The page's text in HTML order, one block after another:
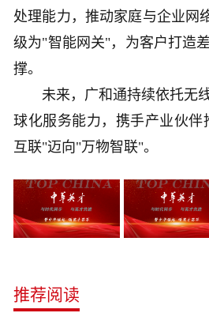
处理能力，推动家庭与企业网
级为"智能网关"，为客户打造
撑。
未来，广和通持续依托无
球化服务能力，携手产业伙伴
互联"迈向"万物智联"。
推荐阅读